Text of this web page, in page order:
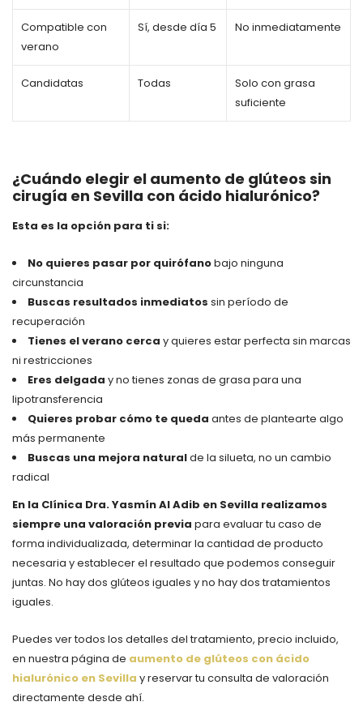
Compatible con
verano
Sí, desde día 5 No inmediatamente
Candidatas Todas
Solo con grasa
suficiente
¿Cuándo elegir el aumento de glúteos sin
cirugía en Sevilla con ácido hialurónico?
Esta es la opción para ti si:
No quieres pasar por quirófanobajo ninguna
circunstancia
Buscas resultados inmediatos sin período de
recuperación
Tienes el verano cerca y quieres estar perfecta sin marcas
ni restricciones
Eres delgada y no tienes zonas de grasa para una
lipotransferencia
Quieres probar cómo te queda antes de plantearte algo
más permanente
Buscas una mejora naturalde la silueta, no un cambio
radical
En la Clínica Dra. Yasmín Al Adib en Sevilla realizamos
siempre una valoración previa para evaluar tu caso de
forma individualizada, determinar la cantidad de producto
necesaria y establecer el resultado que podemos conseguir
juntas. No hay dos glúteos iguales y no hay dos tratamientos
iguales.
Puedes ver todos los detalles del tratamiento, precio incluido,
en nuestra página de aumento de glúteos con ácido
hialurónico en Sevilla y reservar tu consulta de valoración
directamente desde ahí.